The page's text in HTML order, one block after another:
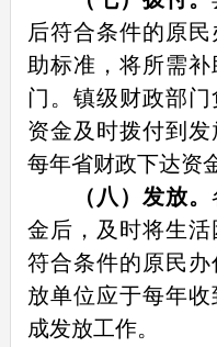
后符合条件的原
助标准，将所需
门。镇级财政部
资金及时拨付到
每年省财政下达资
（八）发放。
金后，及时将生
符合条件的原民
放单位应于每年
成发放工作。